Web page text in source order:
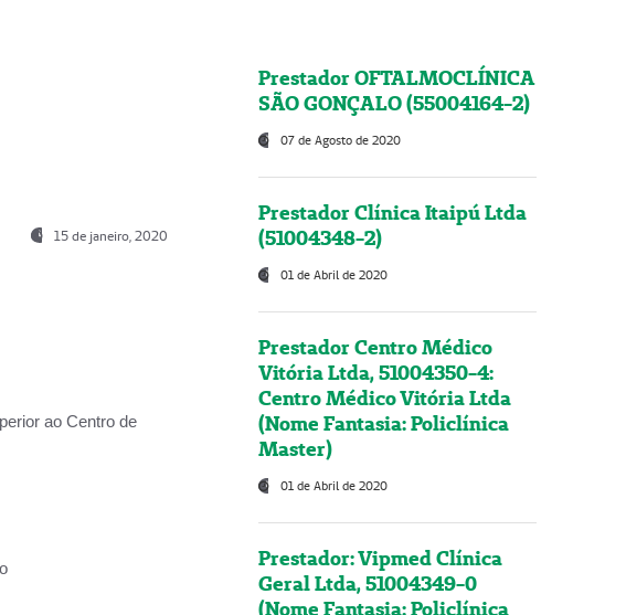
15 de janeiro, 2020
ao Centro de
Prestador OFTALMOCLÍNICA
SÃO GONÇALO (55004164-2)
07 de Agosto de 2020
Prestador Clínica Itaipú Ltda
(51004348-2)
01 de Abril de 2020
Prestador Centro Médico
Vitória Ltda, 51004350-4:
Centro Médico Vitória Ltda
(Nome Fantasia: Policlínica
Master)
01 de Abril de 2020
Prestador: Vipmed Clínica
Geral Ltda, 51004349-0
(Nome Fantasia: Policlínica